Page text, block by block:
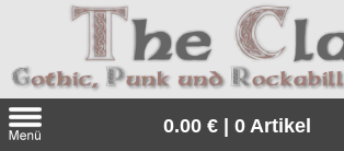
0.00 € | 0 Artikel